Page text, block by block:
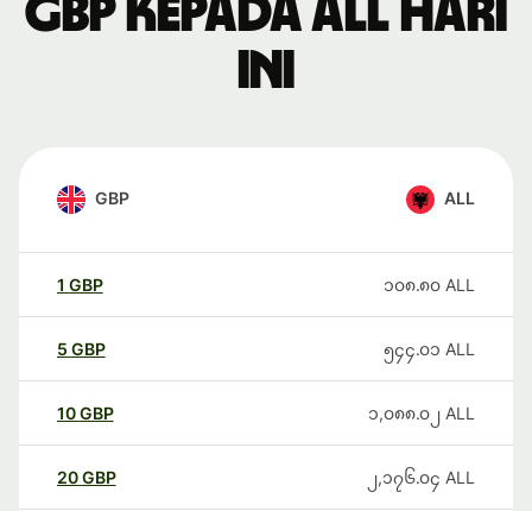
GBP kepada ALL hari
ini
GBP ALL
1 GBP ၁၀၈.၈၀ ALL
5 GBP ၅၄၄.၀၁ ALL
10GBP ၁,၀၈၈.၀၂ ALL
20GBP ၂,၁၇၆.၀၄ ALL